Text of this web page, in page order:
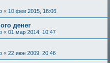
« 10 фев 2015, 18:06
денег
« 01 мар 2014, 10:47
« 22 июн 2009, 20:46